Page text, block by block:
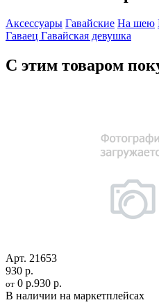
Аксессуары Гавайские На шею
Гаваец Гавайская девушка
С этим товаром
Арт. 21653
930 р.
от 0 р.930 р.
В наличии на маркетплейсах